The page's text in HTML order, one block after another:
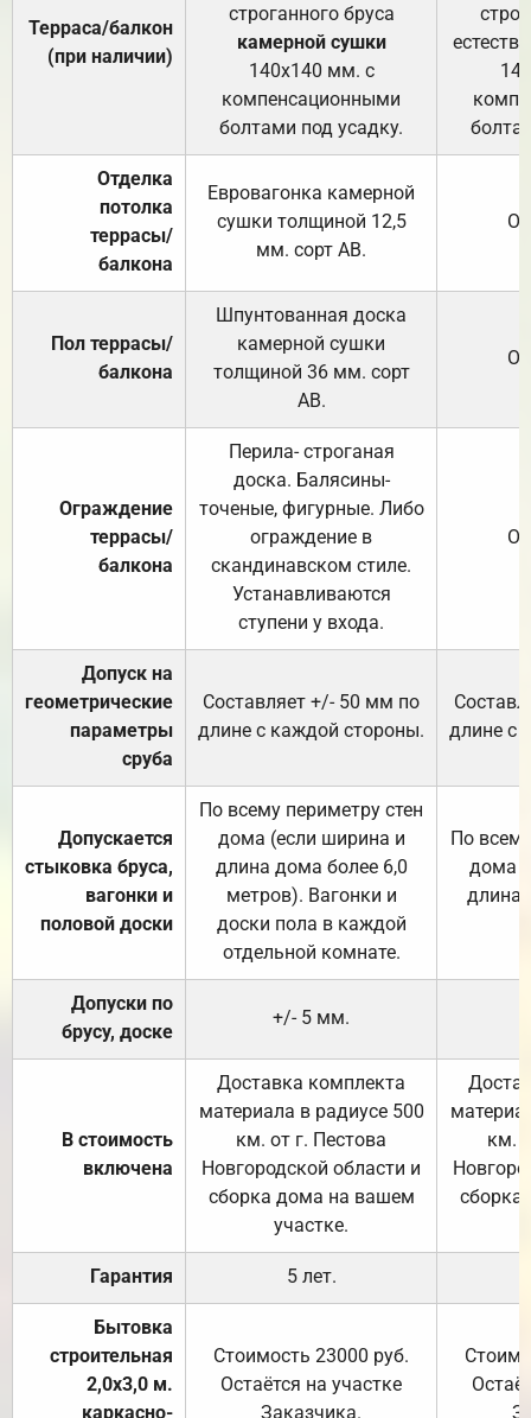
Терраса/балкон
(при наличии)
строганного бруса
камерной сушки
140х140 мм. с
компенсационными
болтами под усадку.
Отделка
потолка
террасы/
балкона
Евровагонка камерной
сушки толщиной 12,5
мм. сорт АВ.
Пол террасы/
балкона
Шпунтованная доска
камерной сушки
толщиной 36 мм. сорт
АВ.
Ограждение
террасы/
балкона
Перила- строганая
доска. Балясины-
точеные, фигурные. Либо
ограждение в
скандинавском стиле.
Устанавливаются
ступени у входа.
Допуск на
геометрические
параметры
сруба
Составляет +/- 50 мм по
длине с каждой стороны.
длине с
Допускается
стыковка бруса,
вагонки и
половой доски
По всему периметру стен
дома (если ширина и
длина дома более 6,0
метров). Вагонки и
доски пола в каждой
отдельной комнате.
По
дома
длина
Допуски по
брусу, доске
+/- 5 мм.
В стоимость
включена
Доставка комплекта
материала в радиусе 500
км. от г. Пестова
Новгородской области и
сборка дома на вашем
участке.
км.
Гарантия 5 лет.
Бытовка
строительная
2,0х3,0 м.
каркасно-
Стоимость 23000 руб.
Остаётся на участке
Заказчика.